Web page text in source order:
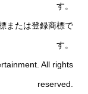
す。
または登録商標で
す。
All rights
reserved.